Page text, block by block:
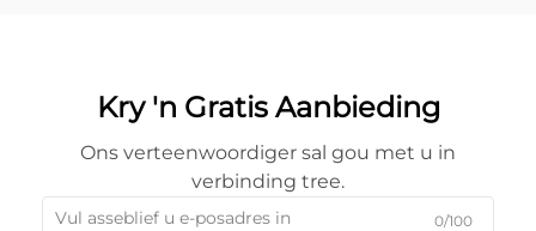
Kry 'n Gratis Aanbieding
Ons verteenwoordiger sal gou met u in
verbinding tree.
0/100